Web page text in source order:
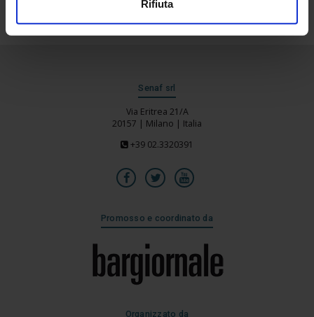
Rifiuta
Senaf srl
Via Eritrea 21/A
20157 | Milano | Italia
+39 02.3320391
Promosso e coordinato da
Organizzato da